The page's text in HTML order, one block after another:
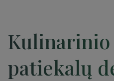
Kulinarinio
patiekalų